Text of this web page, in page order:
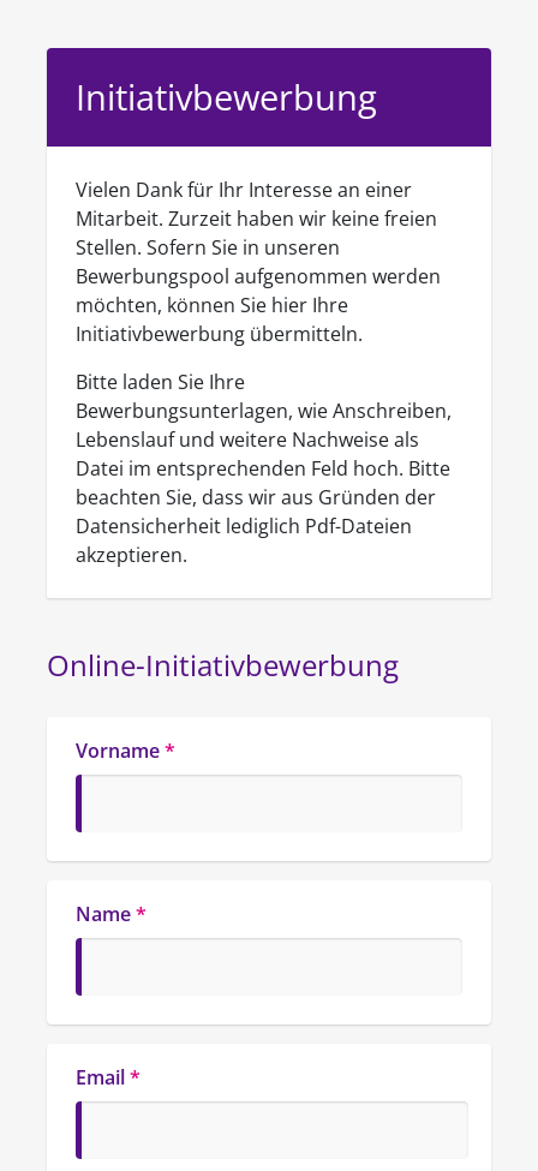
Initiativbewerbung
Vielen Dank für Ihr Interesse an einer
Mitarbeit. Zurzeit haben wir keine freien
Stellen. Sofern Sie in unseren
Bewerbungspool aufgenommen werden
möchten, können Sie hier Ihre
Initiativbewerbung übermitteln.
Bitte laden Sie Ihre
Bewerbungsunterlagen, wie Anschreiben,
Lebenslauf und weitere Nachweise als
Datei im entsprechenden Feld hoch. Bitte
beachten Sie, dass wir aus Gründen der
Datensicherheit lediglich Pdf-Dateien
akzeptieren.
Online-Initiativbewerbung
Vorname*
Name*
Email*